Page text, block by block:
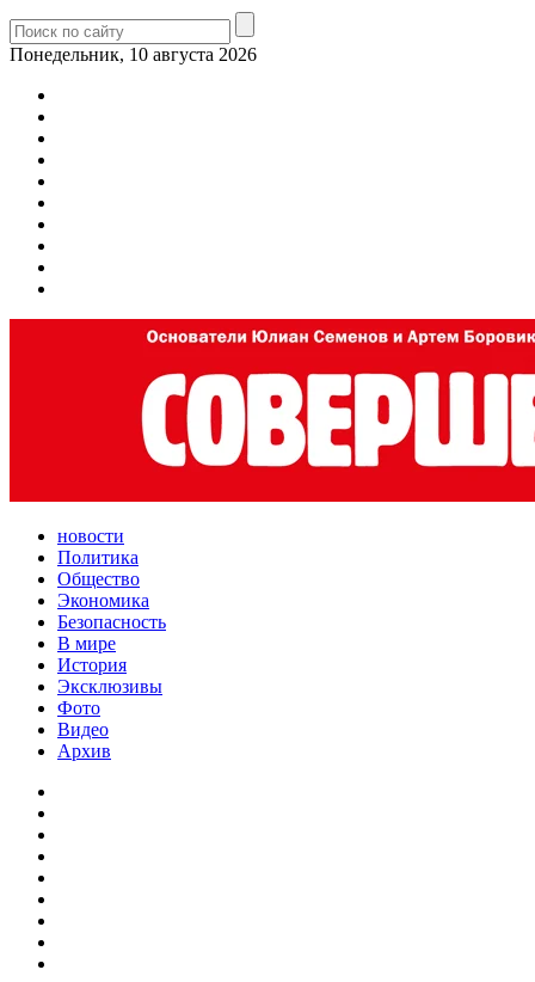
Понедельник, 10 августа 2026
новости
Политика
Общество
Экономика
Безопасность
В мире
История
Эксклюзивы
Фото
Видео
Архив